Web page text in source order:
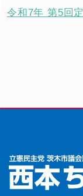
令和7年 第5回